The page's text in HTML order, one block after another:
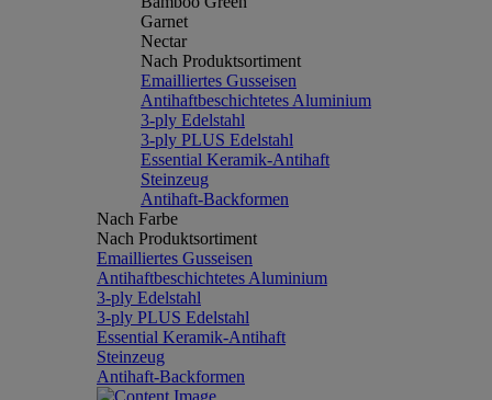
Garnet
Nectar
Nach Produktsortiment
Emailliertes Gusseisen
Antihaftbeschichtetes Aluminium
3-ply Edelstahl
3-ply PLUS Edelstahl
Essential Keramik-Antihaft
Steinzeug
Antihaft-Backformen
Nach Farbe
Nach Produktsortiment
Emailliertes Gusseisen
Antihaftbeschichtetes Aluminium
3-ply Edelstahl
3-ply PLUS Edelstahl
Essential Keramik-Antihaft
Steinzeug
Antihaft-Backformen